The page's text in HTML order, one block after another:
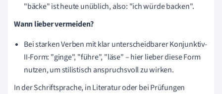
"bäcke" ist heute unüblich, also: "ich würde backen".
Wann lieber vermeiden?
Bei starken Verben mit klar unterscheidbarer Konjunktiv-
II-Form: "ginge", "führe", "läse" – hier lieber diese Form
nutzen, um stilistisch anspruchsvoll zu wirken.
In der Schriftsprache, in Literatur oder bei Prüfungen